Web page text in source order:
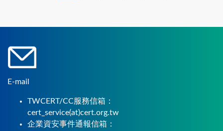
E-mail
TWCERT/CC服務信箱：
cert_service(at)cert.org.tw
企業資安事件通報信箱：